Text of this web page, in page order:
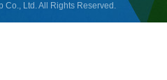
Ltd. All Rights Reserved.